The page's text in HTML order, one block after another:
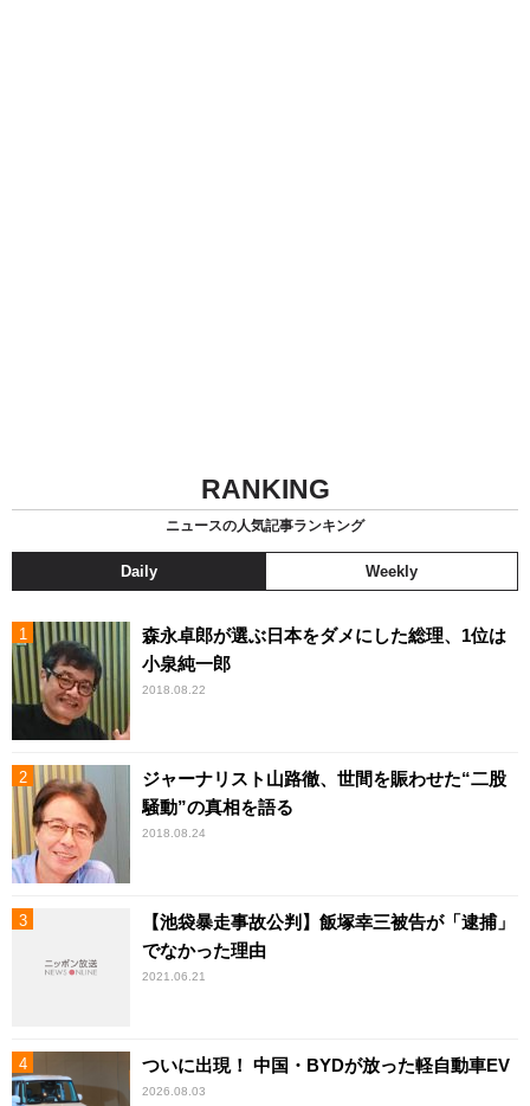
RANKING
ニュースの人気記事ランキング
Daily Weekly
森永卓郎が選ぶ日本をダメにした総理、1位は
小泉純一郎
2018.08.22
ジャーナリスト山路徹、世間を賑わせた“二股
騒動”の真相を語る
2018.08.24
【池袋暴走事故公判】飯塚幸三被告が「逮捕」
でなかった理由
2021.06.21
ついに出現！ 中国・BYDが放った軽自動車EV
2026.08.03